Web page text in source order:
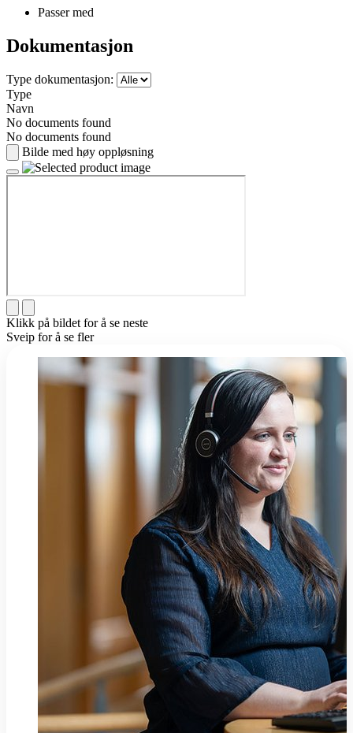
Passer med
Dokumentasjon
Type dokumentasjon:
Type
Navn
No documents found
No documents found
Bilde med høy oppløsning
Klikk på bildet for å se neste
Sveip for å se fler